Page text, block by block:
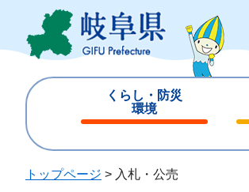
ジ
ュ
くらし・防災
環境
じ
じ
トップページ > 入札・公売